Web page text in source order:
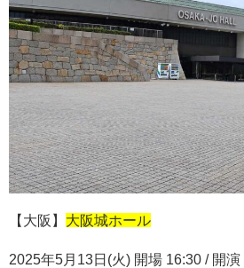
【大阪】 大阪城ホール
2025年5月 13日 (火) 開場 16:30 / 開演